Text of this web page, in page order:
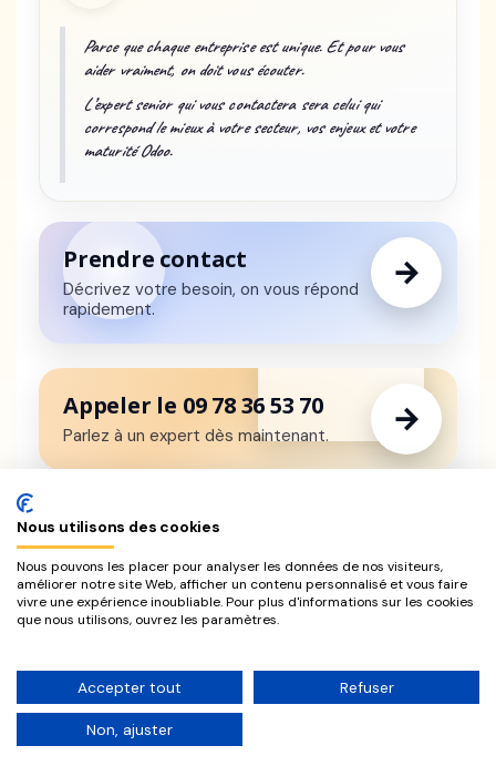
Parce que chaque entreprise est unique. Et pour vous
aider vraiment, on doit vous écouter.
L’expert senior qui vous contactera sera celui qui
correspond le mieux à votre secteur, vos enjeux et votre
maturité Odoo.
→
Prendre contact
Décrivez votre besoin, on vous répond
rapidement.
→
Appeler le 09 78 36 53 70
Parlez à un expert dès maintenant.
Digitalise les entreprises
Nous utilisons des cookies
Nous pouvons les placer pour analyser les données de nos visiteurs,
améliorer notre site Web, afficher un contenu personnalisé et vous faire
vivre une expérience inoubliable. Pour plus d'informations sur les cookies
que nous utilisons, ouvrez les paramètres.
Accepter tout Refuser
Non, ajuster